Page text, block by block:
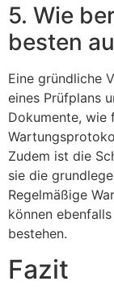
5. Wie
besten
Eine gründliche
eines Prüfplans
Dokumente, wie
Zudem ist die
sie die
Regelmäßige
können
bestehen.
Fazit